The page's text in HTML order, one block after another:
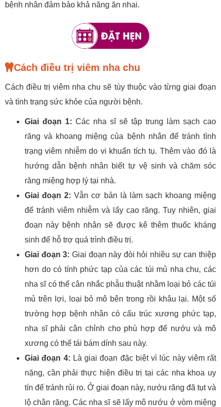
bệnh nhân đảm bảo khả năng ăn nhai.
Cách điều trị viêm nha chu
Cách điều trị viêm nha chu sẽ tùy thuộc vào từng giai đoạn
và tình trạng sức khỏe của người bệnh.
Giai đoạn 1: Các nha sĩ sẽ tập trung làm sạch cao
răng và khoang miệng của bệnh nhân để tránh tình
trạng viêm nhiễm do vi khuẩn tích tụ. Thêm vào đó là
hướng dẫn bệnh nhân biết tự vệ sinh và chăm sóc
răng miệng hợp lý tại nhà.
Giai đoạn 2: Vẫn cơ bản là làm sạch khoang miệng
để tránh viêm nhiễm và lấy cao răng. Tuy nhiên, giai
đoạn này bệnh nhân sẽ được kê thêm thuốc kháng
sinh để hỗ trợ quá trình điều trị.
Giai đoạn 3: Giai đoạn này đòi hỏi nhiều sự can thiệp
hơn do có tính phức tạp của các túi mủ nha chu, các
nha sĩ có thể cân nhắc phẫu thuật nhằm loại bỏ các túi
mủ trên lợi, loại bỏ mô bên trong rồi khâu lại. Một số
trường hợp bệnh nhân có cấu trúc xương phức tạp,
nha sĩ phải cân chỉnh cho phù hợp để nướu và mô
xương có thể tái bám dính sau này.
Giai đoạn 4: Là giai đoạn đặc biệt vì lúc này viêm rất
nặng, cần phải thực hiện điều trị tại các nha khoa uy
tín để tránh rủi ro. Ở giai đoạn này, nướu răng đã tụt và
lộ chân răng. Các nha sĩ sẽ lấy mô nướu ở vòm miệng